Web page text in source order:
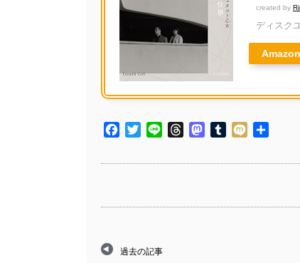
created by
ディスク
Amazon
Facebook
TwitterLine ThreadsMastodon
TumblrMixi
過去の記事